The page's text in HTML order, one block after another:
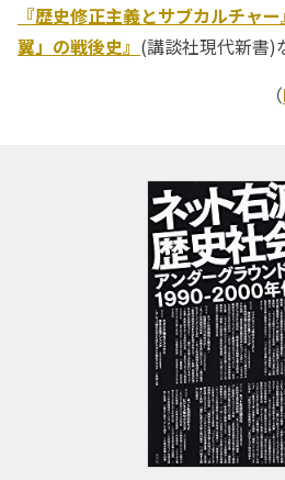
『歴史修正主義とサブカルチャー
翼」の戦後史』 (講談社現代新書)
（